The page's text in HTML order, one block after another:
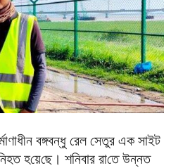
বঙ্গবন্ধ‌ু রেল সেতুর এক সাইট
হ‌য়ে‌ছে। শ‌নিবার রা‌তে উন্নত